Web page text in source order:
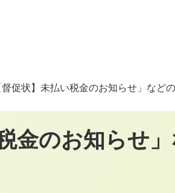
督促状】未払い税金のお知らせ」など
金のお知らせ